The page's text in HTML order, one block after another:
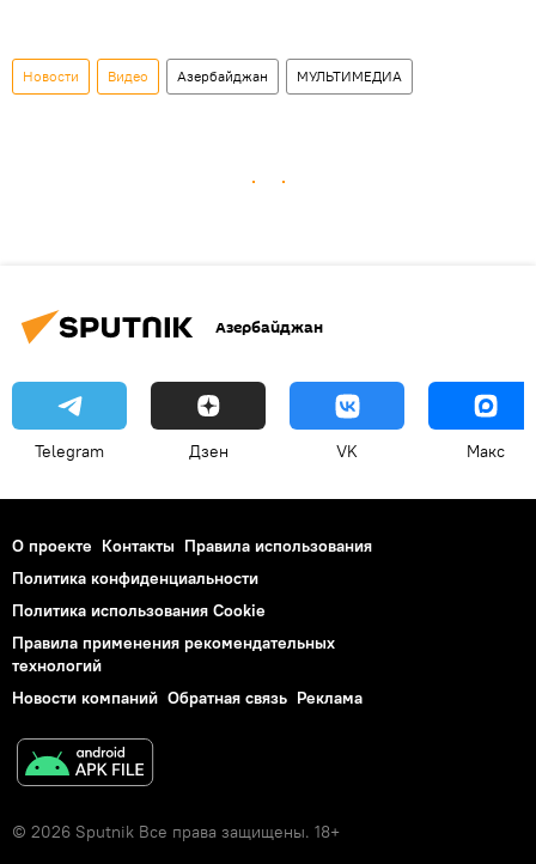
Новости Видео Азербайджан МУЛЬТИМЕДИА
Азербайджан
Telegram Дзен VK Макс
О проекте Контакты Правила использования
Политика конфиденциальности
Политика использования Cookie
Правила применения рекомендательных
технологий
Новости компаний Обратная связь Реклама
© 2026 Sputnik Все права защищены. 18+